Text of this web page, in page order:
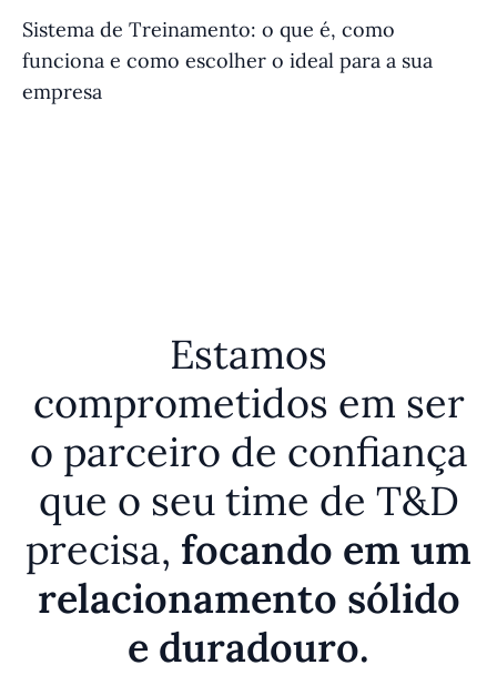
Sistema de Treinamento: o que é, como
funciona e como escolher o ideal para a sua
empresa
Estamos
comprometidos em ser
o parceiro de confiança
que o seu time de T&D
precisa, focando em um
relacionamento sólido
e duradouro.